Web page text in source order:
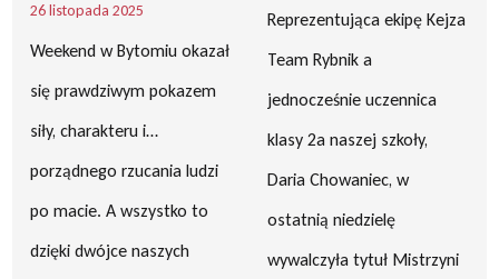
26 listopada 2025
Weekend w Bytomiu okazał
się prawdziwym pokazem
siły, charakteru i…
porządnego rzucania ludzi
po macie. A wszystko to
dzięki dwójce naszych
Reprezentująca ekipę Kejza
Team Rybnik a
jednocześnie uczennica
klasy 2a naszej szkoły,
Daria Chowaniec, w
ostatnią niedzielę
wywalczyła tytuł Mistrzyni